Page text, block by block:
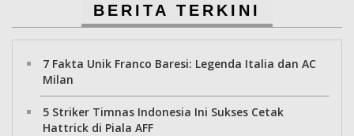
BERITA TERKINI
7 Fakta Unik Franco Baresi: Legenda Italia dan AC
Milan
5 Striker Timnas Indonesia Ini Sukses Cetak
Hattrick di Piala AFF